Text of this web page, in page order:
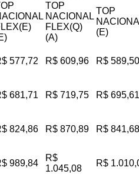
TOP
NACIONAL
FLEX(Q)
(A)
TOP
(E)
577,72 R$ 609,96 R$ 589,50
681,71 R$ 719,75 R$ 695,61
824,86 R$ 870,89 R$ 841,68
989,84
R$
1.045,08
R$